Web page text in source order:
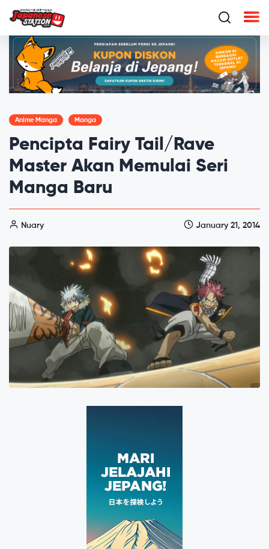
Anime Manga Manga
Pencipta Fairy Tail/Rave
Master Akan Memulai Seri
Manga Baru
Nuary January 21, 2014